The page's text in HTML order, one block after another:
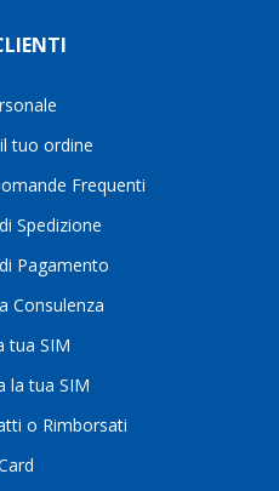
tuo ordine
Frequenti
Spedizione
Pagamento
Consulenza
tua SIM
la tua SIM
o Rimborsati